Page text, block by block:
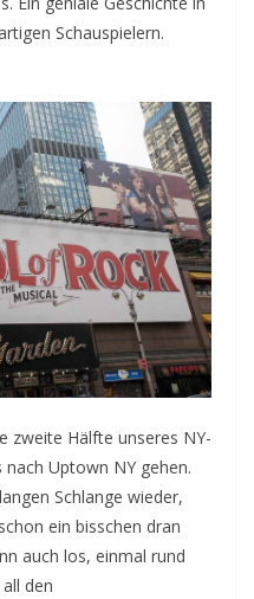
Schauspielern.
zweite Hälfte unseres NY-
Uptown NY gehen.
Schlange wieder,
ein bisschen dran
auch los, einmal rund
den